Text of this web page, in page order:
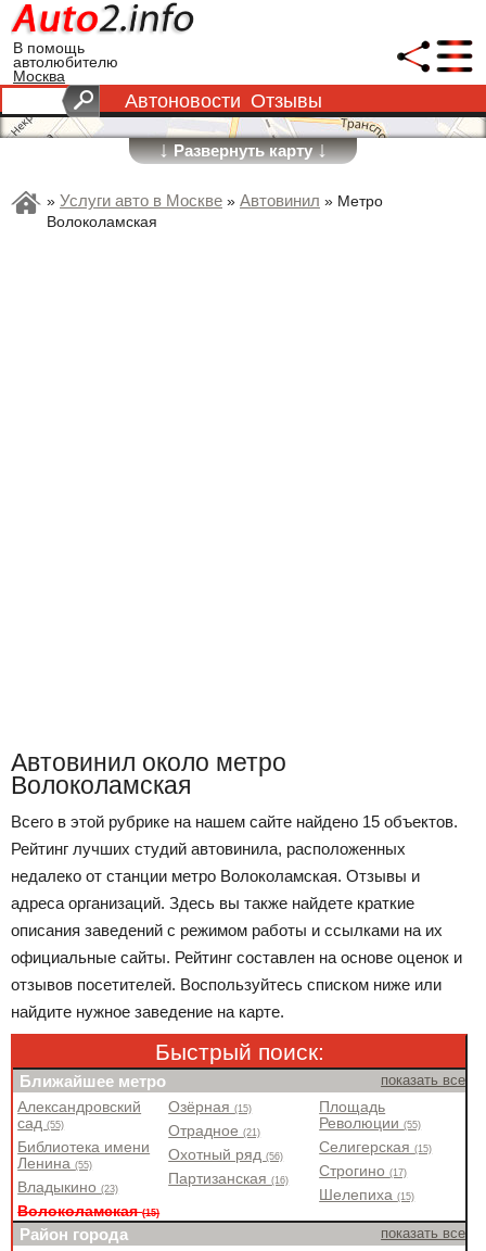
В помощь
автолюбителю
Москва
Автоновости Отзывы
↓Развернуть карту↓
» Услуги авто в Москве » Автовинил » Метро
Волоколамская
Автовинил около метро
Волоколамская
Всего в этой рубрике на нашем сайте найдено 15 объектов.
Рейтинг лучших студий автовинила, расположенных
недалеко от станции метро Волоколамская. Отзывы и
адреса организаций. Здесь вы также найдете краткие
описания заведений с режимом работы и ссылками на их
официальные сайты. Рейтинг составлен на основе оценок и
отзывов посетителей. Воспользуйтесь списком ниже или
найдите нужное заведение на карте.
Быстрый поиск:
Ближайшее метро показать все
Александровский
сад(55)
Библиотека имени
Ленина(55)
Владыкино(23)
Волоколамская(15)
Озёрная(15)
Отрадное(21)
Охотный ряд(56)
Партизанская(16)
Площадь
Революции(55)
Селигерская(15)
Строгино(17)
Шелепиха(15)
Район города показать все